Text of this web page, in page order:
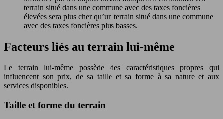
terrain situé dans une commune avec des taxes foncières
élevées sera plus cher qu’un terrain situé dans une commune
avec des taxes foncières plus basses.
Facteurs liés au terrain lui-même
Le terrain lui-même possède des caractéristiques propres qui
influencent son prix, de sa taille et sa forme à sa nature et aux
services disponibles.
Taille et forme du terrain